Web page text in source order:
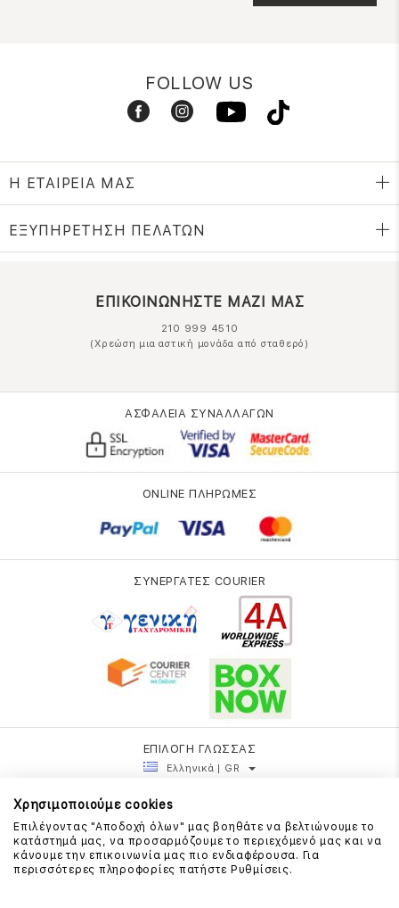
FOLLOW US
Η ΕΤΑΙΡΕΙΑ ΜΑΣ
ΕΞΥΠΗΡΕΤΗΣΗ ΠΕΛΑΤΩΝ
ΕΠΙΚΟΙΝΩΝΗΣΤΕ ΜΑΖΙ ΜΑΣ
210 999 4510
(Χρεώση μια αστική μονάδα από σταθερό)
ΑΣΦΑΛΕΙΑ ΣΥΝΑΛΛΑΓΩΝ
ONLINE ΠΛΗΡΩΜΕΣ
ΣΥΝΕΡΓΑΤΕΣ COURIER
ΕΠΙΛΟΓΗ ΓΛΩΣΣΑΣ
Ελληνικά | GR
Χρησιμοποιούμε cookies
Επιλέγοντας "Αποδοχή όλων" μας βοηθάτε να βελτιώνουμε το
κατάστημά μας, να προσαρμόζουμε το περιεχόμενό μας και να
κάνουμε την επικοινωνία μας πιο ενδιαφέρουσα. Για
περισσότερες πληροφορίες πατήστε Ρυθμίσεις.